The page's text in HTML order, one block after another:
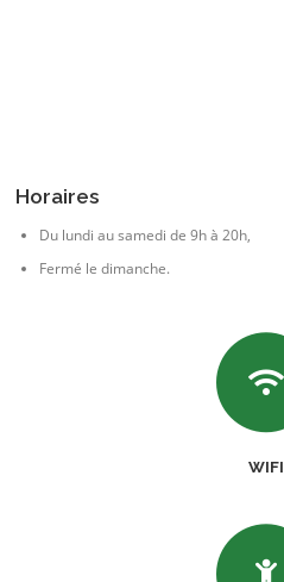
Horaires
Du lundi au samedi de 9h à 20h,
Fermé le dimanche.
WIFI